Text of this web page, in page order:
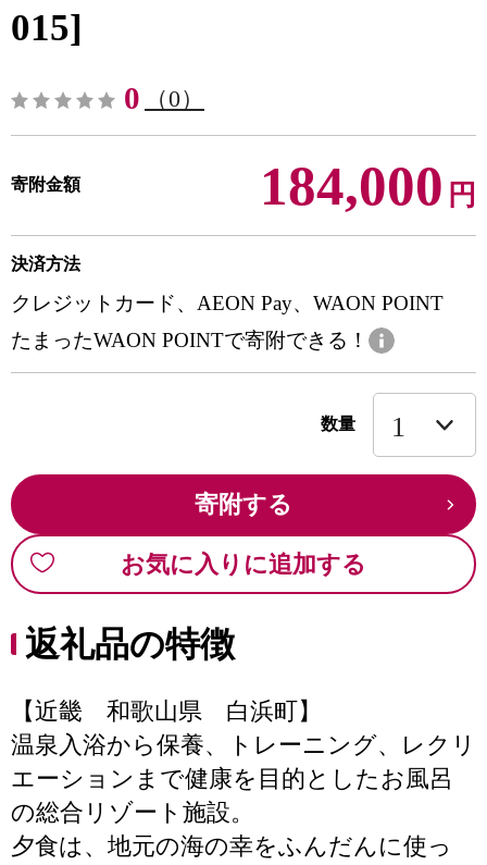
015]
0 （0）
寄附金額 184,000 円
決済方法
クレジットカード、AEON Pay、WAON POINT
たまったWAON POINTで寄附できる！
数量
寄附する
お気に入りに追加する
返礼品の特徴
【近畿 和歌山県 白浜町】
温泉入浴から保養、トレーニング、レクリ
エーションまで健康を目的としたお風呂
の総合リゾート施設。
夕食は、地元の海の幸をふんだんに使っ